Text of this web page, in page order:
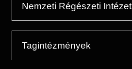
Nemzeti Régészeti Intézet
Tagintézmények